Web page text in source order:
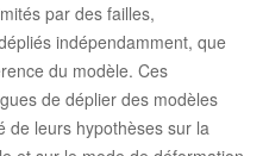
par des failles,
indépendamment, que
du modèle. Ces
de déplier des modèles
de leurs hypothèses sur la